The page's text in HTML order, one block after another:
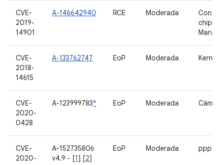
CVE-
2019-
14901
A-146642940 RCE Moderada
chip
Marvell
CVE-
2018-
14615
A-133762747 EoP Moderada Kernel
CVE-
2020-
0428
A-123999783* EoP Moderada
CVE-
2020-
A-152735806
v4.9 - [1] [2]
EoP Moderada